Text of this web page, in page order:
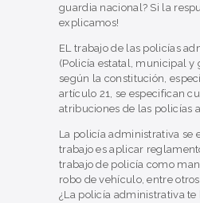
guardia nacional? Si la
explicamos!
EL trabajo de las policías
(Policía estatal, municipal y
según la constitución,
artículo 21, se especifican
atribuciones de las policías
La policía administrativa se
trabajo es aplicar
trabajo de policía como
robo de vehículo, entre
¿La policía administrativa te